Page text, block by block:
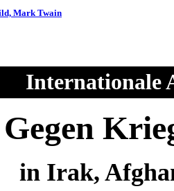
Mark Twain
Internationale
Gegen
in Irak,